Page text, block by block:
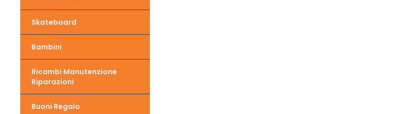
Skateboard
Bambini
Ricambi Manutenzione
Riparazioni
Buoni Regalo